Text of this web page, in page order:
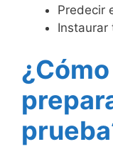
Predecir
Instaurar